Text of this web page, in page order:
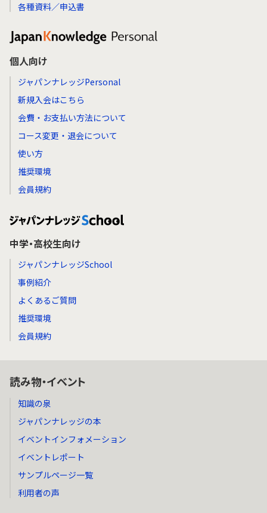
各種資料／申込書
個人向け
ジャパンナレッジPersonal
新規入会はこちら
会費・お支払い方法について
コース変更・退会について
使い方
推奨環境
会員規約
中学・高校生向け
ジャパンナレッジSchool
事例紹介
よくあるご質問
推奨環境
会員規約
読み物・イベント
知識の泉
ジャパンナレッジの本
イベントインフォメーション
イベントレポート
サンプルページ一覧
利用者の声